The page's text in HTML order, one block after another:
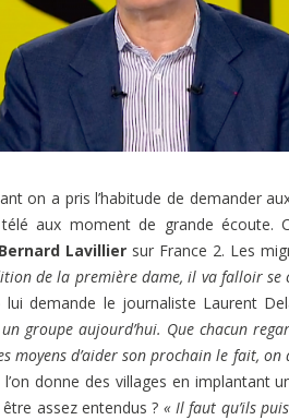
on a pris l’habitude de demander
aux moment de grande écoute.
Bernard Lavilliersur France 2. Les
de la première dame, il va falloir
lui demande le journaliste Laurent
groupe aujourd’hui. Que chacun
moyens d’aider son prochain le fait,
donne des villages en implantant
assez entendus ? « Il faut qu’ils